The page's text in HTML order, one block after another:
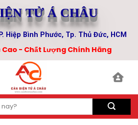
TỬ Á CHÂU
Hiệp Bình Phước, Tp. Thủ Đức, HCM
- Chất Lượng Chính Hãng